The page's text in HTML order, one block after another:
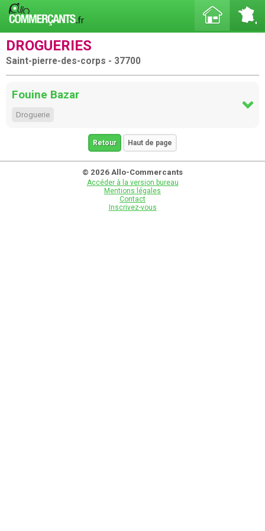
DROGUERIES
Saint-pierre-des-corps - 37700
Fouine Bazar
Droguerie
Retour Haut de page
© 2026 Allo-Commercants
Accéder à la version bureau
Mentions légales
Contact
Inscrivez-vous